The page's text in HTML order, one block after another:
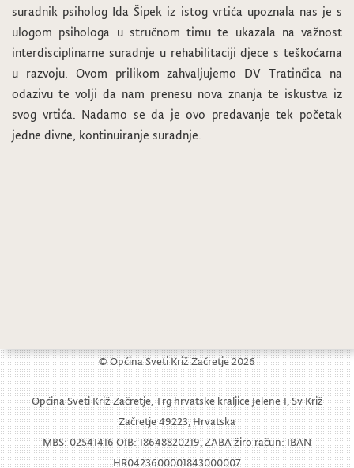
suradnik psiholog Ida Šipek iz istog vrtića upoznala nas je s
ulogom psihologa u stručnom timu te ukazala na važnost
interdisciplinarne suradnje u rehabilitaciji djece s teškoćama
u razvoju. Ovom prilikom zahvaljujemo DV Tratinčica na
odazivu te volji da nam prenesu nova znanja te iskustva iz
svog vrtića. Nadamo se da je ovo predavanje tek početak
jedne divne, kontinuiranje suradnje.
© Općina Sveti Križ Začretje 2026
Općina Sveti Križ Začretje, Trg hrvatske kraljice Jelene 1, Sv Križ
Začretje 49223, Hrvatska
MBS: 02541416 OIB: 18648820219, ZABA žiro račun: IBAN
HR0423600001843000007